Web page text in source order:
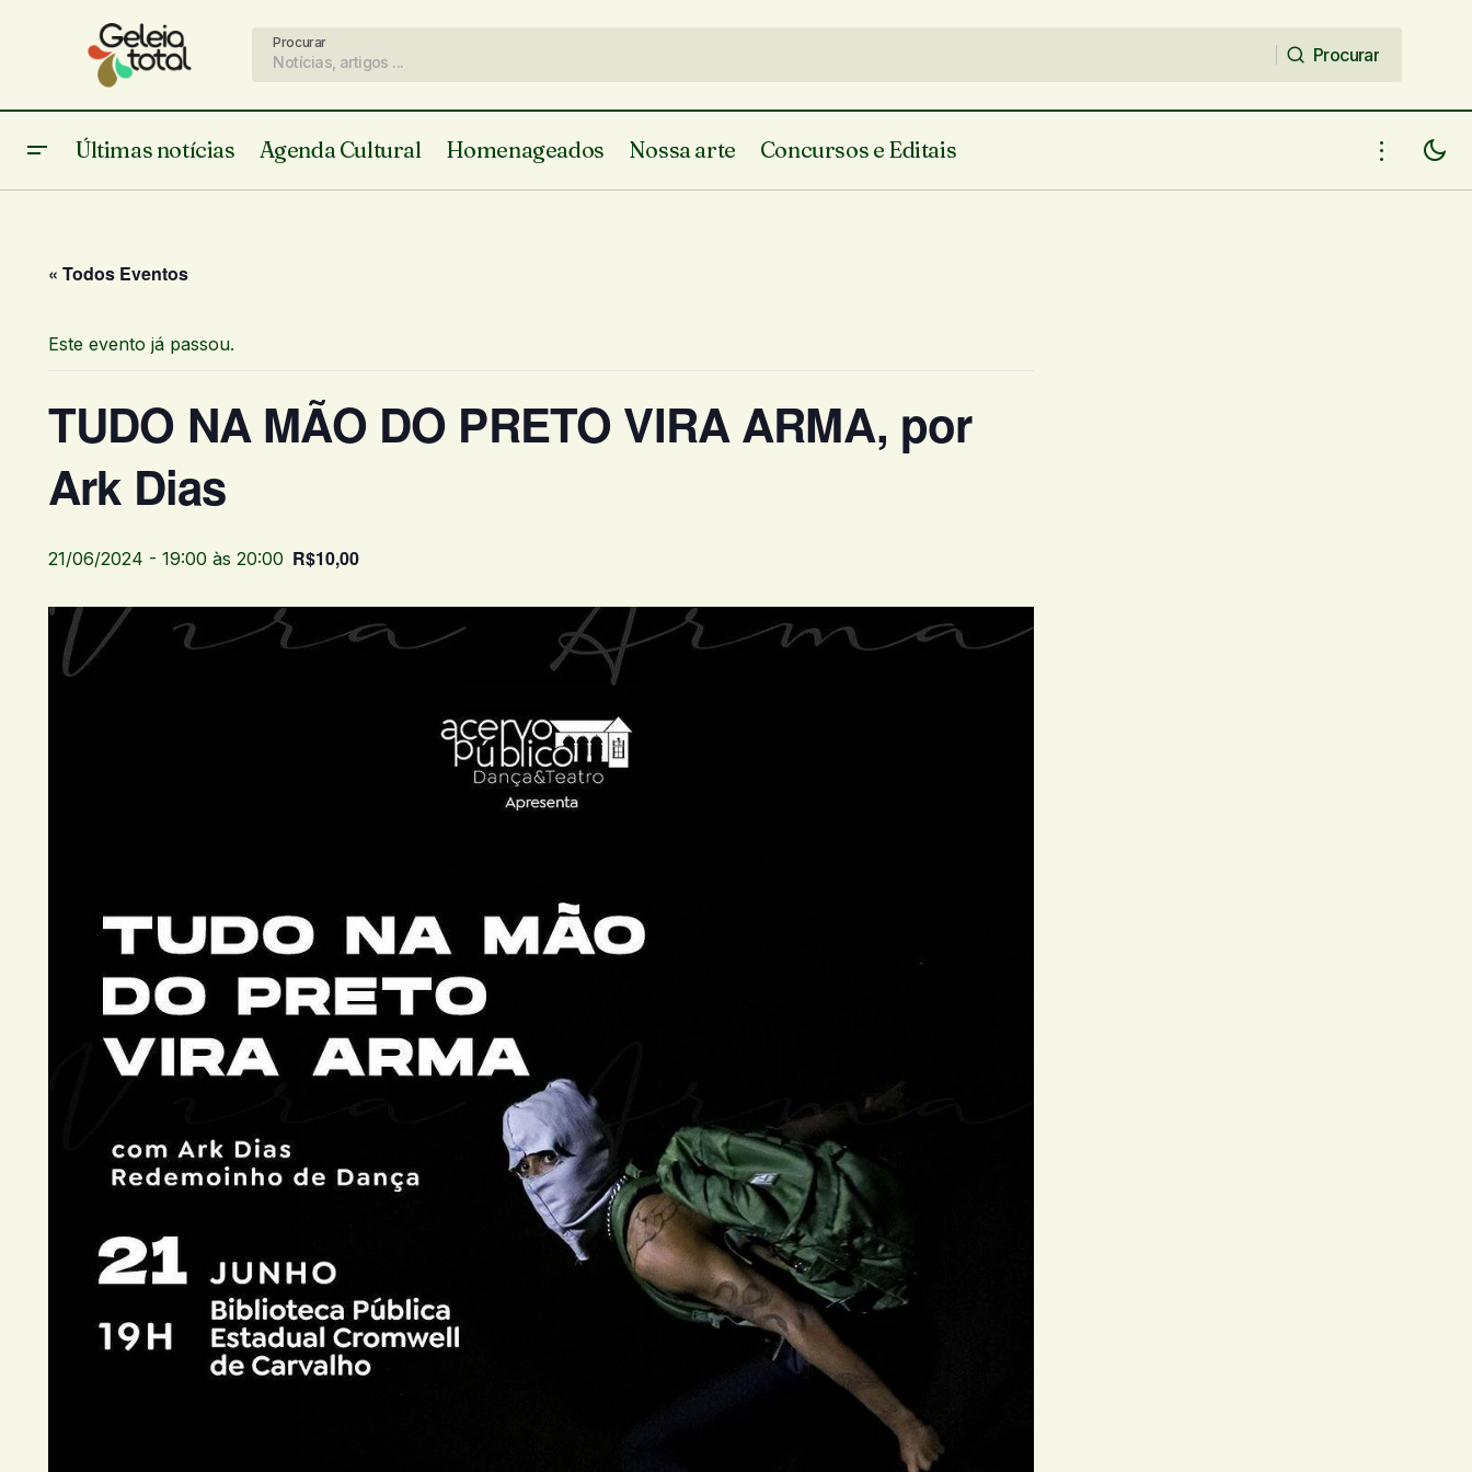
Procurar
Procurar
Últimas notícias Agenda Cultural Homenageados Nossa arte Concursos e Editais
« Todos Eventos
Este evento já passou.
TUDO NA MÃO DO PRETO VIRA ARMA, por
Ark Dias
21/06/2024 - 19:00 às 20:00 R$10,00